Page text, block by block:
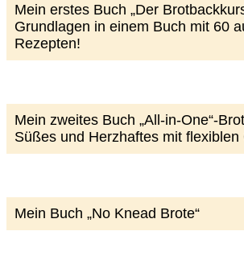
Mein erstes Buch „Der
Grundlagen in einem Buch mit 60
Rezepten!
Mein zweites Buch „All-in-One“-
Süßes und Herzhaftes mit flexiblen
Mein Buch „No Knead Brote“